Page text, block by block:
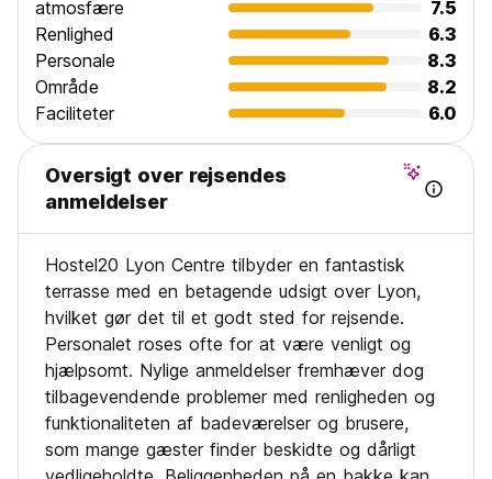
atmosfære
7.5
Renlighed
6.3
Personale
8.3
Område
8.2
Faciliteter
6.0
Oversigt over rejsendes
anmeldelser
Hostel20 Lyon Centre tilbyder en fantastisk
terrasse med en betagende udsigt over Lyon,
hvilket gør det til et godt sted for rejsende.
Personalet roses ofte for at være venligt og
hjælpsomt. Nylige anmeldelser fremhæver dog
tilbagevendende problemer med renligheden og
funktionaliteten af badeværelser og brusere,
som mange gæster finder beskidte og dårligt